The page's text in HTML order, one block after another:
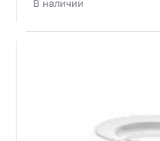
В наличии